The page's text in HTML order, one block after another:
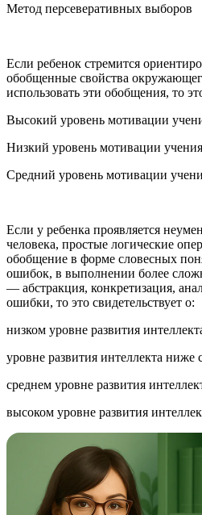
Метод персеверативных выборов
Если ребенок стремится
обобщенные свойства
использовать эти обобщения, то
Высокий уровень мотивации
Низкий уровень мотивации учения
Средний уровень мотивации
Если у ребенка проявляется
человека, простые логические
обобщение в форме словесных
ошибок, в выполнении более
— абстракция, конкретизация,
ошибки, то это свидетельствует о:
низком уровне развития
уровне развития интеллекта ниже
среднем уровне развития
высоком уровне развития